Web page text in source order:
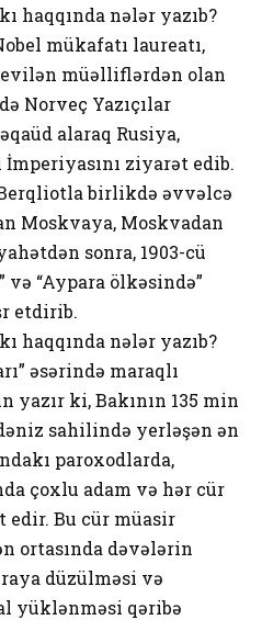
mükafatı laureatı,
müəlliflərdən olan
Norveç Yazıçılar
alaraq Rusiya,
İmperiyasını ziyarət edib.
birlikdə əvvəlcə
Moskvaya, Moskvadan
sonra, 1903-cü
və “Aypara ölkəsində”
etdirib.
əsərində maraqlı
yazır ki, Bakının 135 min
sahilində yerləşən ən
paroxodlarda,
çoxlu adam və hər cür
edir. Bu cür müasir
ortasında dəvələrin
düzülməsi və
yüklənməsi qəribə